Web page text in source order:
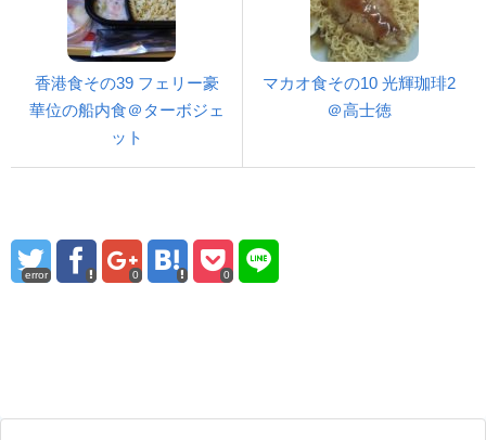
香港食その39 フェリー豪
華位の船内食＠ターボジェ
ット
マカオ食その10 光輝珈琲2
＠高士徳
error 0 0